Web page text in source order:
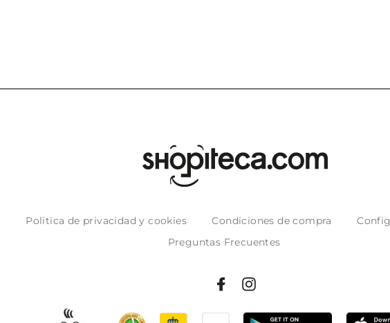
Politica de privacidad y cookies Condiciones de compra
Preguntas Frecuentes